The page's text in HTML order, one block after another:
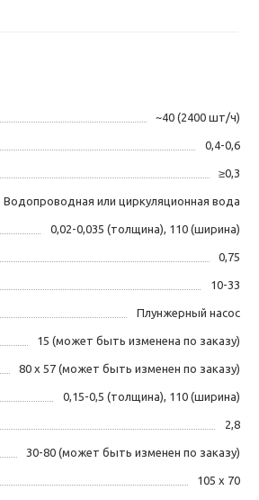
~40 (2400 шт/ч)
0,4-0,6
≥0,3
Водопроводная или циркуляционная вода
0,02-0,035 (толщина), 110 (ширина)
0,75
10-33
Плунжерный насос
15 (может быть изменена по заказу)
80 x 57 (может быть изменен по заказу)
0,15-0,5 (толщина), 110 (ширина)
2,8
30-80 (может быть изменен по заказу)
105 x 70